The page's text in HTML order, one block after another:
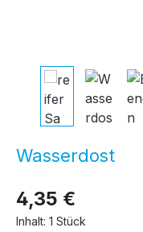
Wasserdost
4,35 €
Inhalt: 1 Stück